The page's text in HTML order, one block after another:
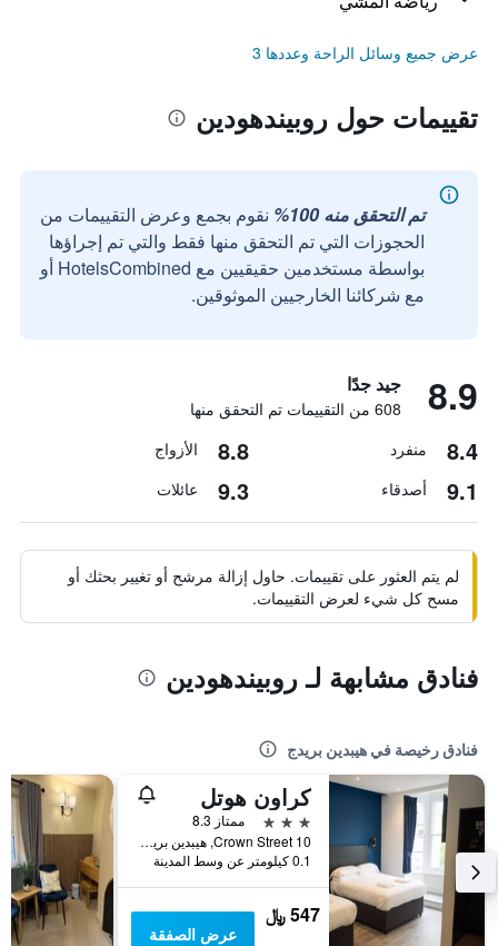
عرض جميع وسائل الراحة وعددها 3
تقييمات حول روبيندهودين
تم التحقق منه 100%
نقوم بجمع وعرض التقييمات من
الحجوزات التي تم التحقق منها فقط والتي تم إجراؤها
بواسطة مستخدمين حقيقيين مع HotelsCombined أو
مع شركائنا الخارجيين الموثوقين.
8.9 جيد جدًا
608 من التقييمات تم التحقق منها
8.4 منفرد 8.8 الأزواج
9.1 أصدقاء 9.3 عائلات
لم يتم العثور على تقييمات. حاول إزالة مرشح أو تغيير بحثك أو
مسح كل شيء لعرض التقييمات.
فنادق مشابهة لـ روبيندهودين
فنادق رخيصة في هيبدين بريدج
كراون هوتل
3 نجوم
ممتاز 8.3
10 Crown Street, هيبدين بريدج, المملكة المتحدة
0.1 كيلومتر عن وسط المدينة
547 ﷼
عرض الصفقة